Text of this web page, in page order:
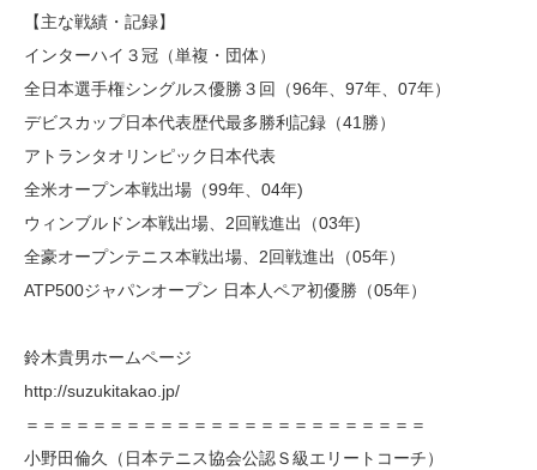
【主な戦績・記録】
インターハイ３冠（単複・団体）
全日本選手権シングルス優勝３回（96年、97年、07年）
デビスカップ日本代表歴代最多勝利記録（41勝）
アトランタオリンピック日本代表
全米オープン本戦出場（99年、04年)
ウィンブルドン本戦出場、2回戦進出（03年)
全豪オープンテニス本戦出場、2回戦進出（05年）
ATP500ジャパンオープン 日本人ペア初優勝（05年）
鈴木貴男ホームページ
http://suzukitakao.jp/
＝＝＝＝＝＝＝＝＝＝＝＝＝＝＝＝＝＝＝＝＝＝＝＝
小野田倫久（日本テニス協会公認Ｓ級エリートコーチ）